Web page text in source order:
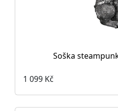
Soška
1 099 Kč